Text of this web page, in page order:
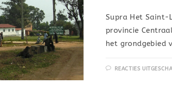
Supra Het Saint-
provincie
het grondgebied
REACTIES